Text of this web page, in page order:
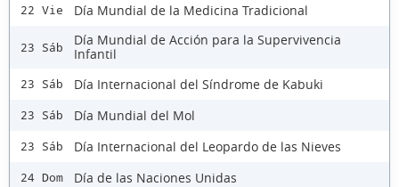
22 Vie Día Mundial de la Medicina Tradicional
23 Sáb
Día Mundial de Acción para la Supervivencia
Infantil
23 Sáb Día Internacional del Síndrome de Kabuki
23 Sáb Día Mundial del Mol
23 Sáb Día Internacional del Leopardo de las Nieves
24 Dom Día de las Naciones Unidas